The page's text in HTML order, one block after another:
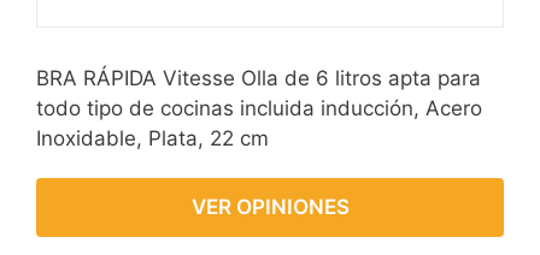
BRA RÁPIDA Vitesse Olla de 6 litros apta para
todo tipo de cocinas incluida inducción, Acero
Inoxidable, Plata, 22 cm
VER OPINIONES